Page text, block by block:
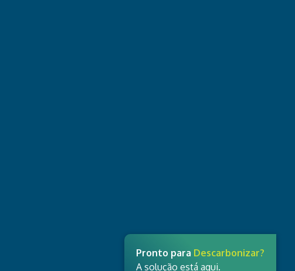
Pronto para Descarbonizar?
A solução está aqui.